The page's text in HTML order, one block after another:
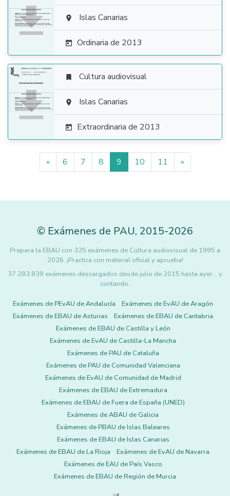
  Islas Canarias
 Ordinaria de 2013

 Cultura audiovisual
 Islas Canarias
 Extraordinaria de 2013
« 6 7 8 9 10 11 »
© Exámenes de PAU, 2015-2026
Prepara la EBAU con 325 exámenes de Cultura audiovisual de 1995 a
2026. ¡Practica con material oficial y aprueba!
37.283.839 exámenes descargados desde julio de 2015 hasta ayer... y
contando.
Exámenes de PEvAU de Andalucía
Exámenes de EvAU de Aragón
Exámenes de EBAU de Asturias
Exámenes de EBAU de Cantabria
Exámenes de EBAU de Castilla y León
Exámenes de EvAU de Castilla-La Mancha
Exámenes de PAU de Cataluña
Exámenes de PAU de Comunidad Valenciana
Exámenes de EvAU de Comunidad de Madrid
Exámenes de EBAU de Extremadura
Exámenes de EBAU de Fuera de España (UNED)
Exámenes de ABAU de Galicia
Exámenes de PBAU de Islas Baleares
Exámenes de EBAU de Islas Canarias
Exámenes de EBAU de La Rioja
Exámenes de EvAU de Navarra
Exámenes de EAU de País Vasco
Exámenes de EBAU de Región de Murcia